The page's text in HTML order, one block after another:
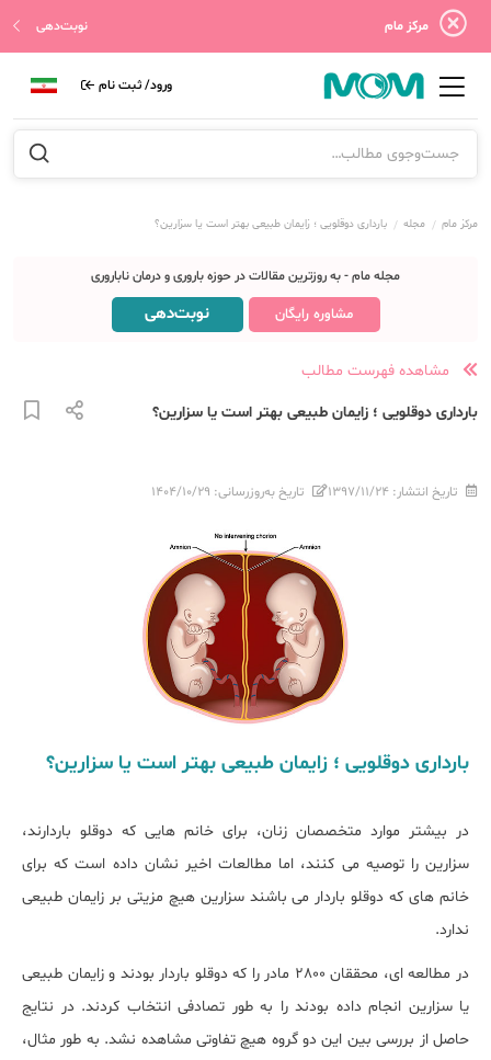
مرکز مام نوبت‌دهی
ورود/ ثبت نام
مرکز مام مجله بارداری دوقلویی ؛ زایمان طبیعی بهتر است یا سزارین؟
مجله مام - به روزترین مقالات در حوزه باروری و درمان ناباروری
مشاوره رایگان نوبت‌دهی
مشاهده فهرست مطالب
بارداری دوقلویی ؛ زایمان طبیعی بهتر است یا سزارین؟
تاریخ انتشار: ۱۳۹۷/۱۱/۲۴ تاریخ به‌روزرسانی: ۱۴۰۴/۱۰/۲۹
بارداری دوقلویی ؛ زایمان طبیعی بهتر است یا سزارین؟
در بیشتر موارد متخصصان زنان، برای خانم هایی که دوقلو باردارند،
سزارین را توصیه می کنند، اما مطالعات اخیر نشان داده است که برای
خانم های که دوقلو باردار می باشند سزارین هیچ مزیتی بر زایمان طبیعی
ندارد.
در مطالعه ای، محققان 2800 مادر را که دوقلو باردار بودند و زایمان طبیعی
یا سزارین انجام داده بودند را به طور تصادفی انتخاب کردند. در نتایج
حاصل از بررسی بین این دو گروه هیچ تفاوتی مشاهده نشد. به طور مثال،